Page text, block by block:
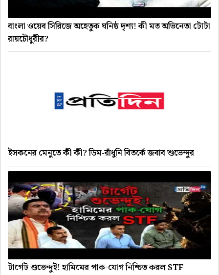
বাংলা ওয়েব সিরিজে অহেতুক ঘনিষ্ঠ দৃশ্য! কী মত অভিনেতা টোটা
রায়চৌধুরীর?
ইসকনের মেনুতে কী কী? ডিম-রাঁধুনি বিতর্কে জবাব শুভেন্দুর
টার্গেট শুভেন্দুই! হামিমের পাক-যোগ নিশ্চিত করল STF